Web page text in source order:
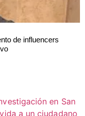
de influencers